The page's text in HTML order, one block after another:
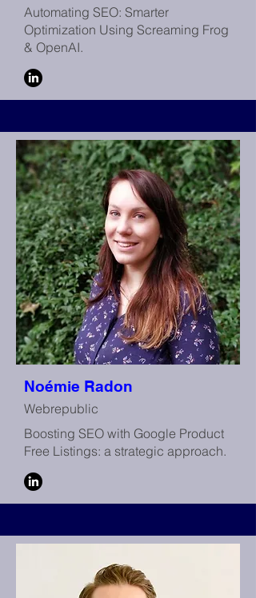
Automating SEO: Smarter
Optimization Using Screaming Frog
& OpenAI.
Noémie Radon
Webrepublic
Boosting SEO with Google Product
Free Listings: a strategic approach.